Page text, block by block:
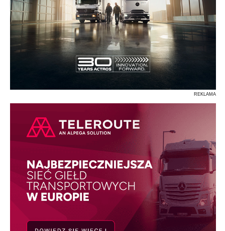
REKLAMA